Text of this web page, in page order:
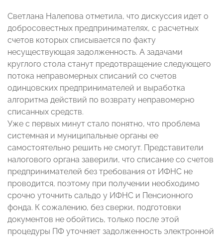
Светлана Налепова отметила, что дискуссия идет о
добросовестных предпринимателях, с расчетных
счетов которых списывается по факту
несуществующая задолженность. А задачами
круглого стола станут предотвращение следующего
потока неправомерных списаний со счетов
одинцовских предпринимателей и выработка
алгоритма действий по возврату неправомерно
списанных средств.
Уже с первых минут стало понятно, что проблема
системная и муниципальные органы ее
самостоятельно решить не смогут. Представители
налогового органа заверили, что списание со счетов
предпринимателей без требования от ИФНС не
проводится, поэтому при получении необходимо
срочно уточнить сальдо у ИФНС и Пенсионного
фонда. К сожалению, без сверки, подготовки
документов не обойтись, только после этой
процедуры ПФ уточняет задолженность электронной